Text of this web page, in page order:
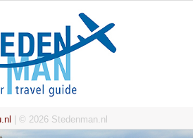
| © 2026 Stedenman.nl